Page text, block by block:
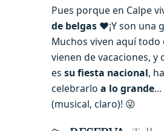
Pues porque en Calpe
de belgas ❤️¡Y son una
Muchos viven aquí todo
vienen de vacaciones, y
es su fiesta nacional,
celebrarlo a lo grande…
(musical, claro)! 😜